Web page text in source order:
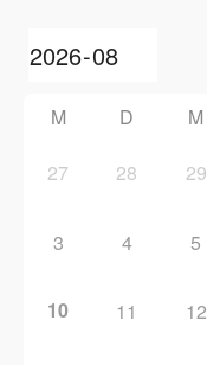
M D M
27 28 29
3 4 5
10 11 12